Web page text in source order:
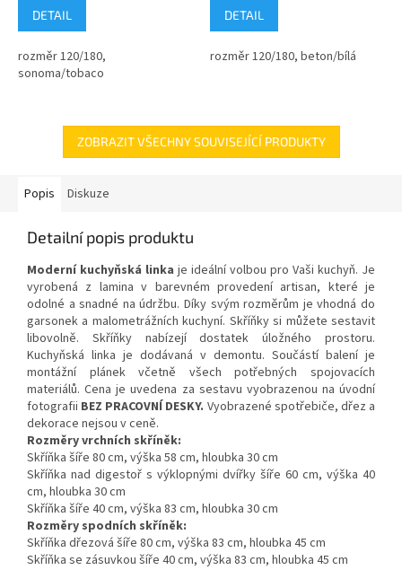
DETAIL
rozměr 120/180,
sonoma/tobaco
DETAIL
rozměr 120/180, beton/bílá
ZOBRAZIT VŠECHNY SOUVISEJÍCÍ PRODUKTY
Popis Diskuze
Detailní popis produktu
Moderní kuchyňská linka je ideální volbou pro Vaši kuchyň. Je
vyrobená z lamina v barevném provedení artisan, které je
odolné a snadné na údržbu. Díky svým rozměrům je vhodná do
garsonek a malometrážních kuchyní. Skříňky si můžete sestavit
libovolně. Skříňky nabízejí dostatek úložného prostoru.
Kuchyňská linka je dodávaná v demontu. Součástí balení je
montážní plánek včetně všech potřebných spojovacích
materiálů. Cena je uvedena za sestavu vyobrazenou na úvodní
fotografii BEZ PRACOVNÍ DESKY. Vyobrazené spotřebiče, dřez a
dekorace nejsou v ceně.
Rozměry vrchních skříněk:
Skříňka šíře 80 cm, výška 58 cm, hloubka 30 cm
Skříňka nad digestoř s výklopnými dvířky šíře 60 cm, výška 40
cm, hloubka 30 cm
Skříňka šíře 40 cm, výška 83 cm, hloubka 30 cm
Rozměry spodních skříněk:
Skříňka dřezová šíře 80 cm, výška 83 cm, hloubka 45 cm
Skříňka se zásuvkou šíře 40 cm, výška 83 cm, hloubka 45 cm